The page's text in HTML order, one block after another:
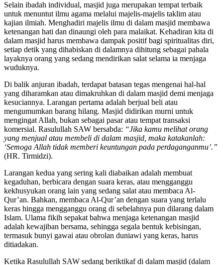
Selain ibadah individual, masjid juga merupakan tempat terbaik
untuk menuntut ilmu agama melalui majelis-majelis taklim atau
kajian ilmiah. Menghadiri majelis ilmu di dalam masjid membawa
ketenangan hati dan dinaungi oleh para malaikat. Kehadiran kita di
dalam masjid harus membawa dampak positif bagi spiritualitas diri,
setiap detik yang dihabiskan di dalamnya dihitung sebagai pahala
layaknya orang yang sedang mendirikan salat selama ia menjaga
wuduknya.
Di balik anjuran ibadah, terdapat batasan tegas mengenai hal-hal
yang diharamkan atau dimakruhkan di dalam masjid demi menjaga
kesuciannya. Larangan pertama adalah berjual beli atau
mengumumkan barang hilang. Masjid didirikan murni untuk
mengingat Allah, bukan sebagai pasar atau tempat transaksi
komersial. Rasulullah SAW bersabda: “Jika kamu melihat orang
yang menjual atau membeli di dalam masjid, maka katakanlah:
‘Semoga Allah tidak memberi keuntungan pada perdaganganmu’.”
(HR. Tirmidzi).
Larangan kedua yang sering kali diabaikan adalah membuat
kegaduhan, berbicara dengan suara keras, atau mengganggu
kekhusyukan orang lain yang sedang salat atau membaca Al-
Qur’an. Bahkan, membaca Al-Qur’an dengan suara yang terlalu
keras hingga mengganggu orang di sebelahnya pun dilarang dalam
Islam. Ulama fikih sepakat bahwa menjaga ketenangan masjid
adalah kewajiban bersama, sehingga segala bentuk kebisingan,
termasuk bunyi gawai atau obrolan duniawi yang keras, harus
ditiadakan.
Ketika Rasulullah SAW sedang beriktikaf di dalam masjid (dalam